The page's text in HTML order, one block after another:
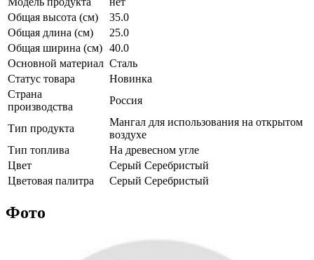
Общая высота (см)
35.0
Общая длина (см)
25.0
Общая ширина (см) 40.0
Основной материал Сталь
Статус товара
Новинка
Страна
производства
Россия
Тип продукта
Мангал для использования на открытом
воздухе
Тип топлива
На древесном угле
Цвет
Серый Серебристый
Цветовая палитра
Серый Серебристый
Фото